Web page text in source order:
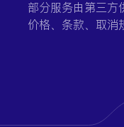
部分服务由第三方
价格、条款、取消